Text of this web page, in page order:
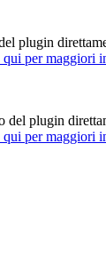
qui per maggiori
plugin
qui per maggiori